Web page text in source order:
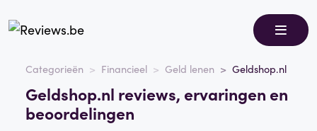
Categorieën Financieel Geld lenen Geldshop.nl
Geldshop.nl reviews, ervaringen en
beoordelingen